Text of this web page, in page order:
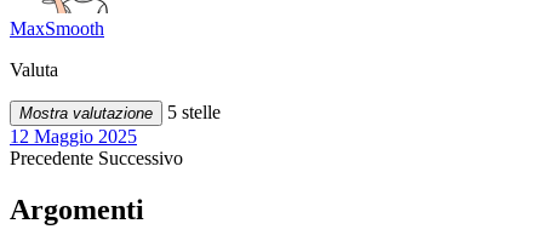
MaxSmooth
Valuta
Mostra valutazione
5 stelle
12 Maggio 2025
Precedente Successivo
Argomenti